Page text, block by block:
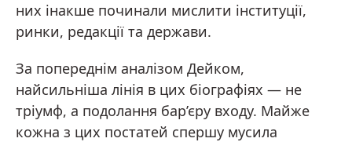
них інакше починали мислити інституції,
ринки, редакції та держави.
За попереднім аналізом Дейком,
найсильніша лінія в цих біографіях — не
тріумф, а подолання бар’єру входу. Майже
кожна з цих постатей спершу мусила